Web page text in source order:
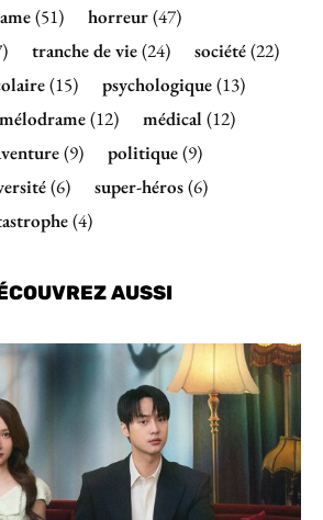
(51) horreur(47)
tranche de vie(24) société(22)
(15) psychologique(13)
mélodrame(12) médical(12)
(9) politique(9)
(6) super-héros(6)
(4)
AUSSI